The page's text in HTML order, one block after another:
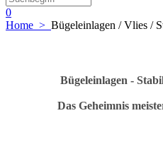
0
Home > Bügeleinlagen / Vlies /
Bügeleinlagen -
Das Geheimnis